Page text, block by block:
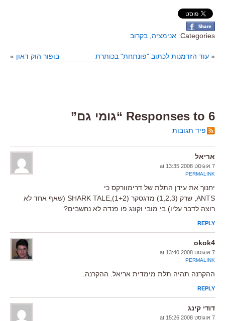
Categories: אנימציה בקרוב
« עוד הזדמנות לכתוב "פונתחת" בכותרת בופור הוק דאון »
6 Responses to “גומי גם”
פיד תגובות
אריאל
7 אוגוסט 2008 at 13:35
PERMALINK
יחנוך את עידן התלת של דרימוורקס כי
ANTS, שרק (1,2,3) מדגסקר (1+2),SHARK TALE (שאף אחד לא
רוצה לדבר עליו) בי מובי וקונג פו פנדה לא נחשבים?
REPLY
okok4
7 אוגוסט 2008 at 13:40
PERMALINK
ההקרנה תהיה תלת מימדית אריאל. ההקרנה.
REPLY
דודי קינג
7 אוגוסט 2008 at 15:26